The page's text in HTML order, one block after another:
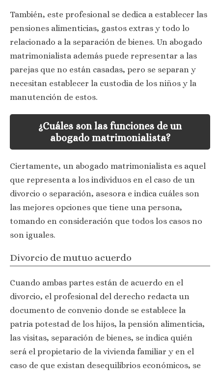
También, este profesional se dedica a establecer las
pensiones alimenticias, gastos extras y todo lo
relacionado a la separación de bienes. Un abogado
matrimonialista además puede representar a las
parejas que no están casadas, pero se separan y
necesitan establecer la custodia de los niños y la
manutención de estos.
¿Cuáles son las funciones de un
abogado matrimonialista?
Ciertamente, un abogado matrimonialista es aquel
que representa a los individuos en el caso de un
divorcio o separación, asesora e indica cuáles son
las mejores opciones que tiene una persona,
tomando en consideración que todos los casos no
son iguales.
Divorcio de mutuo acuerdo
Cuando ambas partes están de acuerdo en el
divorcio, el profesional del derecho redacta un
documento de convenio donde se establece la
patria potestad de los hijos, la pensión alimenticia,
las visitas, separación de bienes, se indica quién
será el propietario de la vivienda familiar y en el
caso de que existan desequilibrios económicos, se